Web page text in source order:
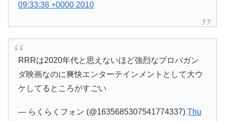
09:33:38 +0000 2010
RRRは2020年代と思えないほど強烈なプロパガン
ダ映画なのに爽快エンターテインメントとして大ウ
ケしてるところがすごい
— らくらくフォン (@1635685307541774337)Thu